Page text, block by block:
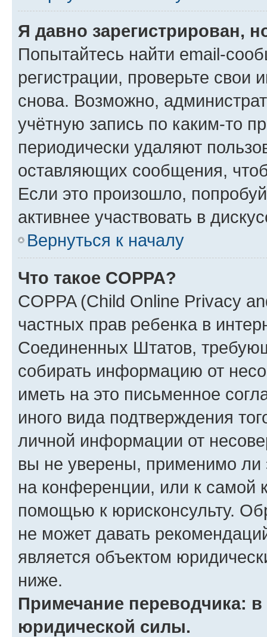
Я давно зарегистрирован,
Попытайтесь найти email-
регистрации, проверьте свои
снова. Возможно,
учётную запись по каким-то
периодически удаляют
оставляющих сообщения,
Если это произошло,
активнее участвовать в
Вернуться к началу
Что такое COPPA?
COPPA (Child Online Privacy
частных прав ребенка в
Соединенных Штатов,
собирать информацию от
иметь на это письменное
иного вида подтверждения
личной информации от
вы не уверены, применимо ли
на конференции, или к самой
помощью к юрисконсульту.
не может давать
является объектом
ниже.
Примечание переводчика:
юридической силы.